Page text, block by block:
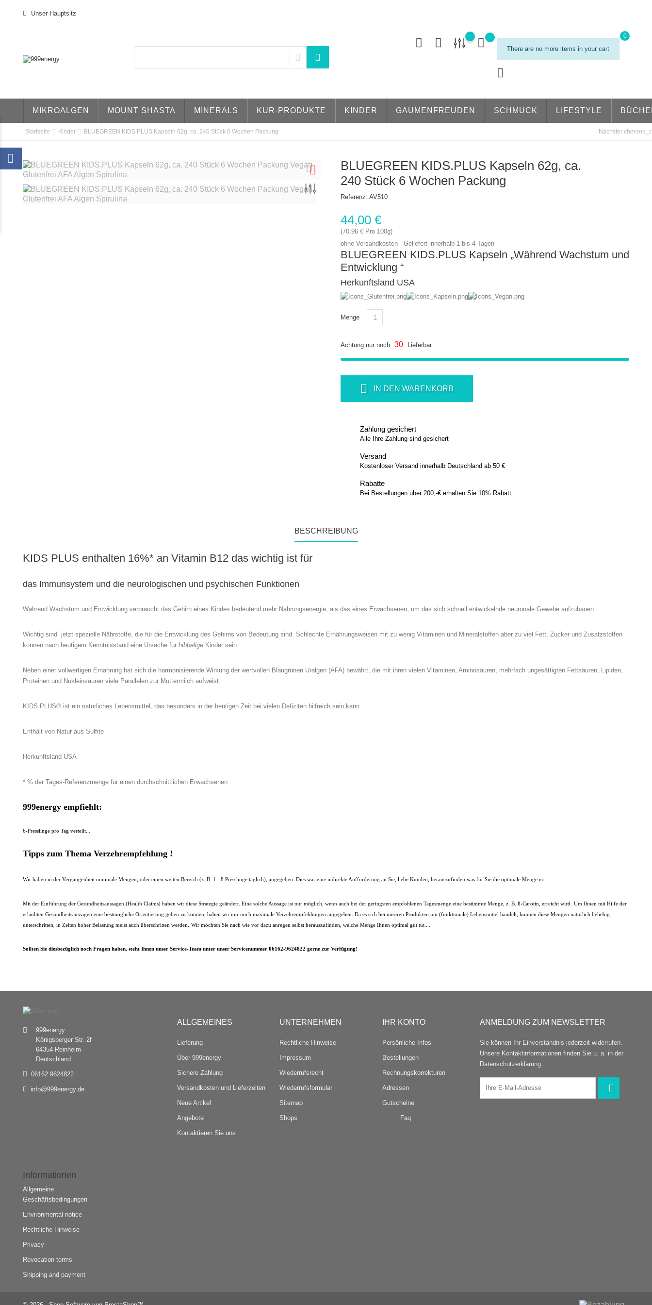
Unser Hauptsitz
There are no more items in your cart
0
MIKROALGEN MOUNT SHASTA MINERALS KUR-PRODUKTE KINDER GAUMENFREUDEN SCHMUCK LIFESTYLE
Startseite Kinder BLUEGREEN KIDS.PLUS Kapseln 62g, ca. 240 Stück 6 Wochen Packung Nächster
BLUEGREEN KIDS.PLUS Kapseln 62g, ca.
240 Stück 6 Wochen Packung
Referenz: AV510
44,00 €
(70,96 € Pro 100g)
ohne Versandkosten
Geliefert innerhalb 1 bis 4 Tagen
BLUEGREEN KIDS.PLUS Kapseln „Während Wachstum und
Entwicklung “
Herkunftsland USA
Menge
Achtung nur noch 30 Lieferbar
IN DEN WARENKORB
Zahlung gesichert
Alle Ihre Zahlung sind gesichert
Versand
Kostenloser Versand innerhalb Deutschland ab 50 €
Rabatte
Bei Bestellungen über 200,-€ erhalten Sie 10% Rabatt
BESCHREIBUNG
KIDS PLUS enthalten 16%* an Vitamin B12 das wichtig ist für
das Immunsystem und die neurologischen und psychischen Funktionen
Während Wachstum und Entwicklung verbraucht das Gehirn eines Kindes bedeutend mehr Nahrungsenergie, als das eines Erwachsenen, um das sich schnell entwickelnde neuronale Gewebe aufzubauen.
Wichtig sind jetzt spezielle Nährstoffe, die für die Entwicklung des Gehirns von Bedeutung sind. Schlechte Ernährungsweisen mit zu wenig Vitaminen und Mineralstoffen aber zu viel Fett, Zucker und Zusatzstoffen
können nach heutigem Kenntnisstand eine Ursache für hibbelige Kinder sein.
Neben einer vollwertigen Ernährung hat sich die harmonisierende Wirkung der wertvollen Blaugrünen Uralgen (AFA) bewährt, die mit ihren vielen Vitaminen, Aminosäuren, mehrfach ungesättigten Fettsäuren, Lipiden,
Proteinen und Nukleinsäuren viele Parallelen zur Muttermilch aufweist.
KIDS.PLUS® ist ein natürliches Lebensmittel, das besonders in der heutigen Zeit bei vielen Defiziten hilfreich sein kann.
Enthält von Natur aus Sulfite
Herkunftsland USA
* % der Tages-Referenzmenge für einen durchschnittlichen Erwachsenen
999energy empfiehlt:
6-Presslinge pro Tag verteilt...
Tipps zum Thema Verzehrempfehlung !
Wir haben in der Vergangenheit minimale Mengen, oder einen weiten Bereich (z. B. 1 - 8 Presslinge täglich), angegeben. Dies war eine indirekte Aufforderung an Sie, liebe Kunden, herauszufinden was für Sie die optimale Menge ist.
Mit der Einführung der Gesundheitsaussagen (Health Claims) haben wir diese Strategie geändert. Eine solche Aussage ist nur möglich, wenn auch bei der geringsten empfohlenen Tagesmenge eine bestimmte Menge, z. B. ß-Carotin, erreicht wird.
Um Ihnen mit Hilfe der
erlaubten Gesundheitsaussagen eine bestmögliche Orientierung geben zu können, haben wir nur noch maximale Verzehrempfehlungen angegeben. Da es sich bei unseren Produkten um (funktionale) Lebensmittel handelt, können diese Mengen natürlich beliebig
unterschritten, in Zeiten hoher Belastung meist auch überschritten werden.
Wir möchten Sie nach wie vor dazu anregen selbst herauszufinden, welche Menge Ihnen optimal gut tut....
Sollten Sie diesbezüglich noch Fragen haben, steht Ihnen unser Service-Team unter unser Servicenummer 06162-9624822 gerne zur Verfügung!
999energy
Königsberger Str. 2f
64354 Reinheim
Deutschland
06162 9624822
info@999energy.de
ALLGEMEINES
Lieferung
Über 999energy
Sichere Zahlung
Versandkosten und Lieferzeiten
Neue Artikel
Angebote
Kontaktieren Sie uns
UNTERNEHMEN
Rechtliche Hinweise
Impressum
Wiederrufsrecht
Wiederrufsformular
Sitemap
Shops
IHR KONTO
Persönliche Infos
Bestellungen
Rechnungskorrekturen
Adressen
Gutscheine
Faq
ANMELDUNG ZUM NEWSLETTER
Sie können Ihr Einverständnis jederzeit widerrufen.
Unsere Kontaktinformationen finden Sie u. a. in der
Datenschutzerklärung.
Informationen
Allgemeine
Geschäftsbedingungen
Environmental notice
Rechtliche Hinweise
Privacy
Revocation terms
Shipping and payment